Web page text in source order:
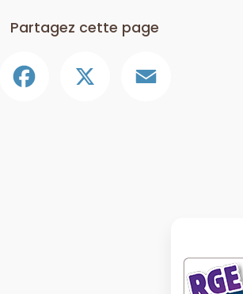
Partagez cette page